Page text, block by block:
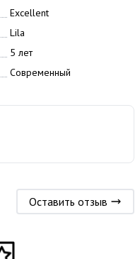
Excellent
Lila
5 лет
Современный
Оставить отзыв